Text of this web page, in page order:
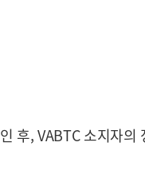
후, VABTC 소지자의